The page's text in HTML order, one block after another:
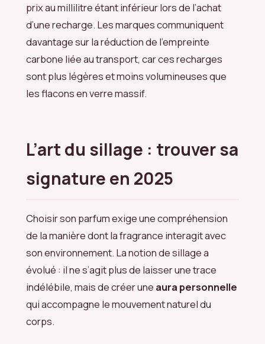
prix au millilitre étant inférieur lors de l’achat
d’une recharge. Les marques communiquent
davantage sur la réduction de l’empreinte
carbone liée au transport, car ces recharges
sont plus légères et moins volumineuses que
les flacons en verre massif.
L’art du sillage : trouver sa
signature en 2025
Choisir son parfum exige une compréhension
de la manière dont la fragrance interagit avec
son environnement. La notion de sillage a
évolué : il ne s’agit plus de laisser une trace
indélébile, mais de créer une aura personnelle
qui accompagne le mouvement naturel du
corps.